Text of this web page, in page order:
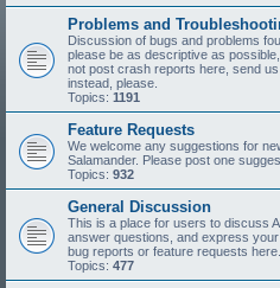
Problems and
Discussion of bugs and problems
please be as descriptive as
not post crash reports here, send
instead, please.
Topics: 1191
Feature Requests
We welcome any suggestions for
Salamander. Please post one
Topics: 932
General Discussion
This is a place for users to discuss
answer questions, and express
bug reports or feature requests here.
Topics: 477